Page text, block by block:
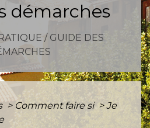
démarches
/ GUIDE DES
> Comment faire si > Je